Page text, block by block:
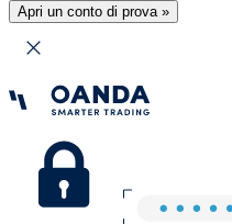
Apri un conto di prova »